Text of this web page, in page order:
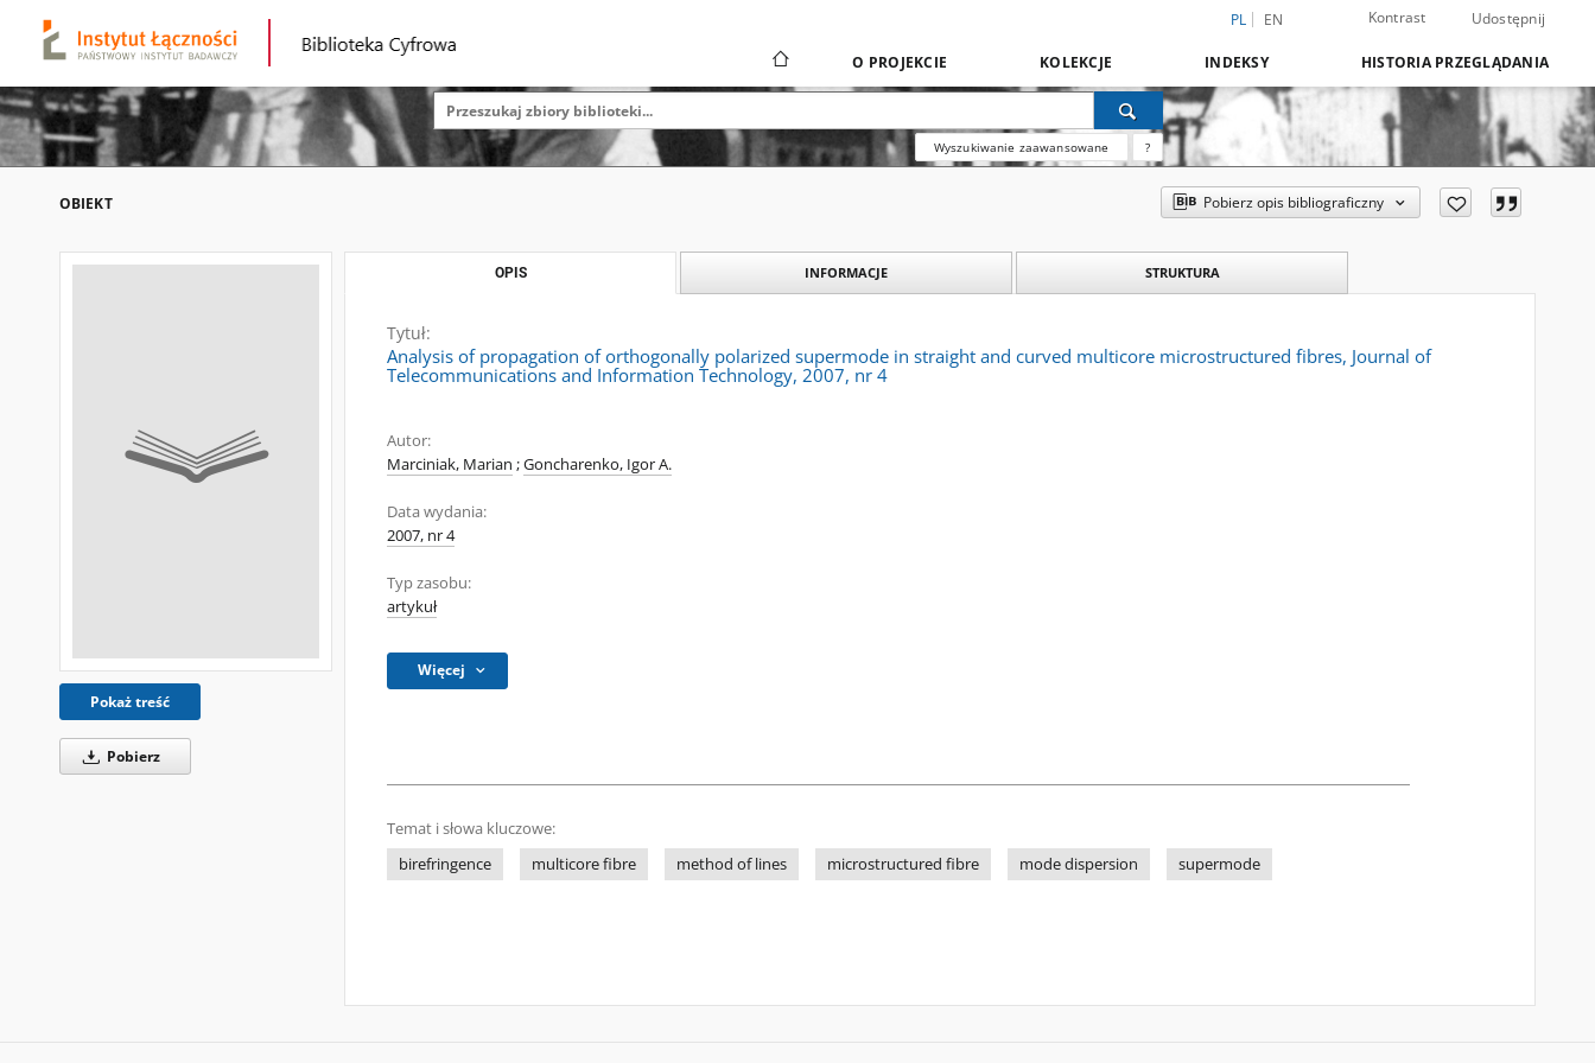
PL EN Kontrast Udostępnij
O PROJEKCIE KOLEKCJE INDEKSY HISTORIA PRZEGLĄDANIA
Wyszukiwanie zaawansowane ?
OBIEKT Pobierz opis bibliograficzny
Pokaż treść
Pobierz
OPIS INFORMACJE STRUKTURA
Tytuł:
Analysis of propagation of orthogonally polarized supermode in straight and curved multicore microstructured fibres, Journal of
Telecommunications and Information Technology, 2007, nr 4
Autor:
Marciniak, Marian ;Goncharenko, Igor A.
Data wydania:
2007, nr 4
Typ zasobu:
artykuł
Więcej
Temat i słowa kluczowe:
birefringence
multicore fibre method of lines microstructured fibre mode dispersion supermode